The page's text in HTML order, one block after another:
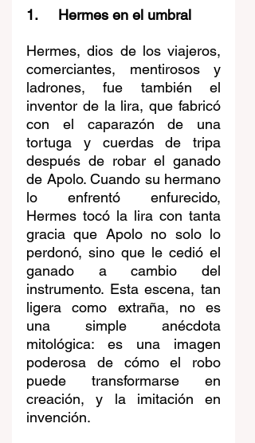
1.     Hermes en el umbral
Hermes, dios de los viajeros,
comerciantes, mentirosos y
ladrones, fue también el
inventor de la lira, que fabricó
con el caparazón de una
tortuga y cuerdas de tripa
después de robar el ganado
de Apolo. Cuando su hermano
lo enfrentó enfurecido,
Hermes tocó la lira con tanta
gracia que Apolo no solo lo
perdonó, sino que le cedió el
ganado a cambio del
instrumento. Esta escena, tan
ligera como extraña, no es
una simple anécdota
mitológica: es una imagen
poderosa de cómo el robo
puede transformarse en
creación, y la imitación en
invención.